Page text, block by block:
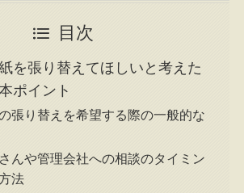
目次
を張り替えてほしいと考えた
ポイント
張り替えを希望する際の一般的な
んや管理会社への相談のタイミン
法